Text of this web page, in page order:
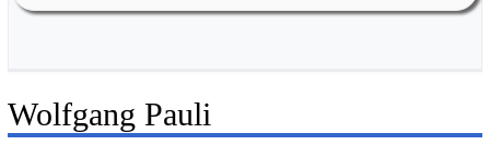
Wolfgang Pauli